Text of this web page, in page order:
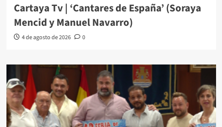
Cartaya Tv | ‘Cantares de España’ (Soraya
Mencid y Manuel Navarro)
4 de agosto de 2026 0